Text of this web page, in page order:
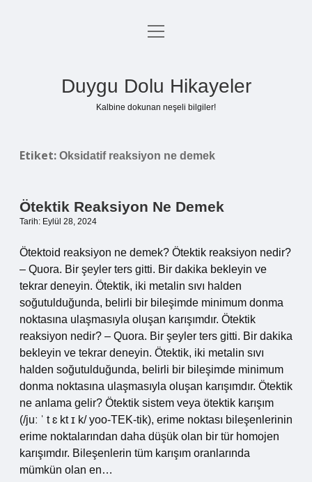
Anasayfa
menüyü
Duygu Dolu Hikayeler
Kalbine dokunan neşeli bilgiler!
Etiket: Oksidatif reaksiyon ne demek
Ötektik Reaksiyon Ne Demek
Tarih: Eylül 28, 2024
Ötektoid reaksiyon ne demek? Ötektik reaksiyon nedir?
– Quora. Bir şeyler ters gitti. Bir dakika bekleyin ve
tekrar deneyin. Ötektik, iki metalin sıvı halden
soğutulduğunda, belirli bir bileşimde minimum donma
noktasına ulaşmasıyla oluşan karışımdır. Ötektik
reaksiyon nedir? – Quora. Bir şeyler ters gitti. Bir dakika
bekleyin ve tekrar deneyin. Ötektik, iki metalin sıvı
halden soğutulduğunda, belirli bir bileşimde minimum
donma noktasına ulaşmasıyla oluşan karışımdır. Ötektik
ne anlama gelir? Ötektik sistem veya ötektik karışım
(/juː ˈ t ɛ kt ɪ k/ yoo-TEK-tik), erime noktası bileşenlerinin
erime noktalarından daha düşük olan bir tür homojen
karışımdır. Bileşenlerin tüm karışım oranlarında
mümkün olan en…